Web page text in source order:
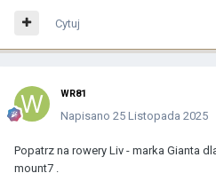
Cytuj
WR81
Napisano 25 Listopada 2025
Popatrz na rowery Liv - marka Gianta
mount7 .